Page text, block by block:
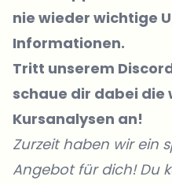
nie wieder wichtige
Informationen.
Tritt unserem
schaue dir dabei die
Kursanalysen an!
Zurzeit haben wir ein
Angebot für dich! Du